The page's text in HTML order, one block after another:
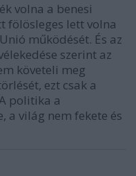
volna a benesi
fölösleges lett volna
működését. És az
szerint az
követeli meg
ezt csak a
politika a
a világ nem fekete és